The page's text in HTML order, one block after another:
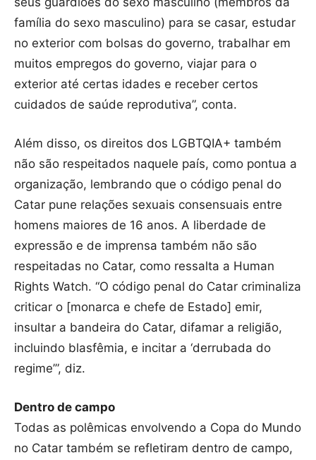
família do sexo masculino) para se casar, estudar
no exterior com bolsas do governo, trabalhar em
muitos empregos do governo, viajar para o
exterior até certas idades e receber certos
cuidados de saúde reprodutiva”, conta.
Além disso, os direitos dos LGBTQIA+ também
não são respeitados naquele país, como pontua a
organização, lembrando que o código penal do
Catar pune relações sexuais consensuais entre
homens maiores de 16 anos. A liberdade de
expressão e de imprensa também não são
respeitadas no Catar, como ressalta a Human
Rights Watch. “O código penal do Catar criminaliza
criticar o [monarca e chefe de Estado] emir,
insultar a bandeira do Catar, difamar a religião,
incluindo blasfêmia, e incitar a ‘derrubada do
regime’”, diz.
Dentro de campo
Todas as polêmicas envolvendo a Copa do Mundo
no Catar também se refletiram dentro de campo,